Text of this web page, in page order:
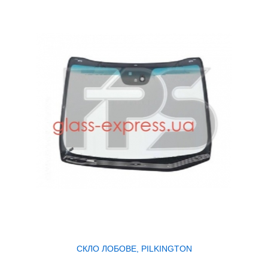
СКЛО ЛОБОВЕ, PILKINGTON